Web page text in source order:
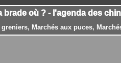
brade où ? - l'agenda des
Marchés aux puces,